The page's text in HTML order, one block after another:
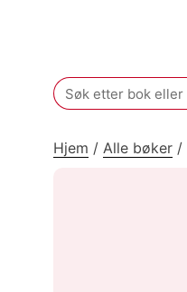
Search
for:
Hjem / Alle bøker /